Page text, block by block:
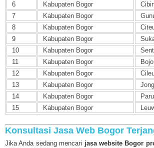
6
Kabupaten Bogor
7
Kabupaten Bogor
8
Kabupaten Bogor
9
Kabupaten Bogor
10
Kabupaten Bogor
11
Kabupaten Bogor
12
Kabupaten Bogor
13
Kabupaten Bogor
14
Kabupaten Bogor
15
Kabupaten Bogor
Konsultasi Jasa Web Bogor
Jika Anda sedang mencari jasa website Bogor